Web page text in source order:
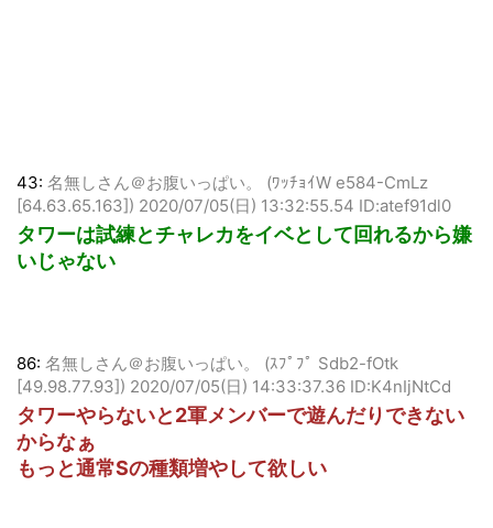
43:名無しさん＠お腹いっぱい。 (ﾜｯﾁｮｲW e584-CmLz
[64.63.65.163]) 2020/07/05(日) 13:32:55.54 ID:atef91dl0
タワーは試練とチャレカをイベとして回れるから嫌
86:名無しさん＠お腹いっぱい。 (ｽﾌﾟﾌﾟ Sdb2-fOtk
[49.98.77.93]) 2020/07/05(日) 14:33:37.36 ID:K4nIjNtCd
タワーやらないと2軍メンバーで遊んだりできない
からなぁ